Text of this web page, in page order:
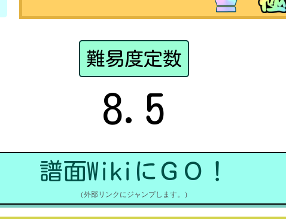
難易度定数
8.5
譜面WikiにＧＯ！
（外部リンクにジャンプします。）